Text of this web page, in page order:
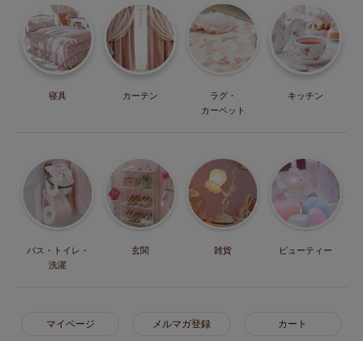
寝具 カーテン
ラグ・
カーペット
キッチン
バス・トイレ・
洗濯
玄関 雑貨 ビューティー
マイページ メルマガ登録 カート